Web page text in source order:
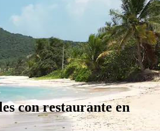
con restaurante en